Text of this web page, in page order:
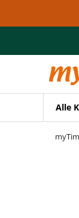
Zur Navigation
Alle